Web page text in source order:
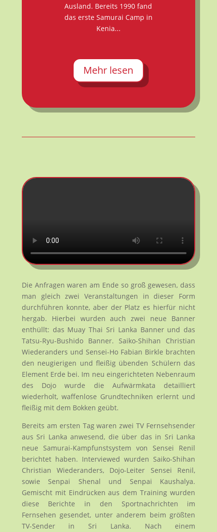
Ausland. Bereits 1990 fand
das erste Samurai Camp in
Kenia...
Mehr lesen
Die Anfragen waren am Ende so groß gewesen, dass
man gleich zwei Veranstaltungen in dieser Form
durchführen konnte, aber der Platz es hierfür nicht
hergab. Hierbei wurden auch zwei neue Banner
enthüllt: das Muay Thai Sri Lanka Banner und das
Tatsu-Ryu-Bushido Banner. Saiko-Shihan Christian
Wiederanders und Sensei-Ho Fabian Birkle brachten
den neugierigen und fleißig übenden Schülern das
Element Erde bei. Im neu eingerichteten Nebenraum
des Dojo wurde die Aufwärmkata detailliert
wiederholt, waffenlose Grundtechniken erlernt und
fleißig mit dem Bokken geübt.
Bereits am ersten Tag waren zwei TV Fernsehsender
aus Sri Lanka anwesend, die über das in Sri Lanka
neue Samurai-Kampfunstsystem von Sensei Renil
berichtet haben. Interviewed wurden Saiko-Shihan
Christian Wiederanders, Dojo-Leiter Sensei Renil,
sowie Senpai Shenal und Senpai Kaushalya.
Gemischt mit Eindrücken aus dem Training wurden
diese Berichte in den Sportnachrichten im
Fernsehen gesendet, unter anderem beim größten
TV-Sender in Sri Lanka. Nach einem